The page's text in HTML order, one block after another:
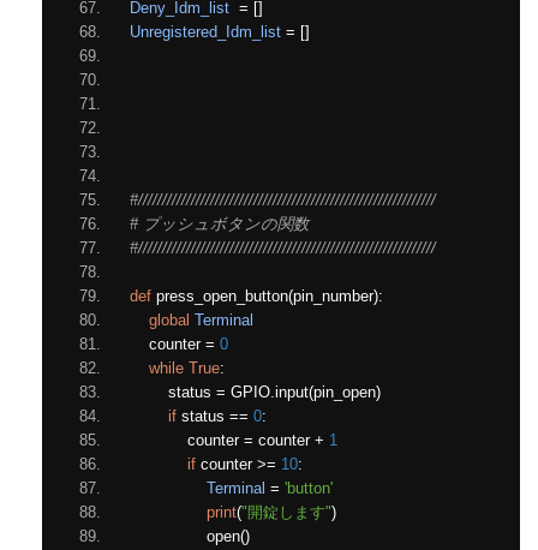
Deny_Idm_list = []
Unregistered_Idm_list = []
#//////////////////////////////////////////////////////////////
# プッシュボタンの関数
#//////////////////////////////////////////////////////////////
def press_open_button(pin_number):
global Terminal
    counter
= 0
while True:
        status
= GPIO.input(pin_open)
if status == 0:
            counter
= counter + 1
if counter >= 10:
Terminal = 'button'
print("開錠します")
                open
()